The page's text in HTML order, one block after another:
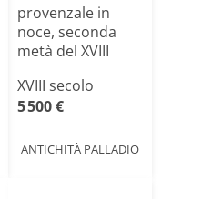
provenzale in
noce, seconda
metà del XVIII
XVIII secolo
5 500 €
ANTICHITÀ PALLADIO